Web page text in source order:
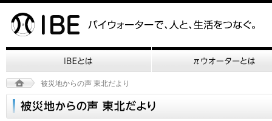
被災地からの声 東北だより